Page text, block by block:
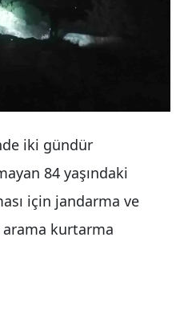
iki gündür
84 yaşındaki
için jandarma ve
arama kurtarma